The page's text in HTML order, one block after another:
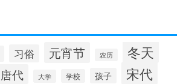
习俗 元宵节 农历 冬天
唐代 大学 学校 孩子 宋代